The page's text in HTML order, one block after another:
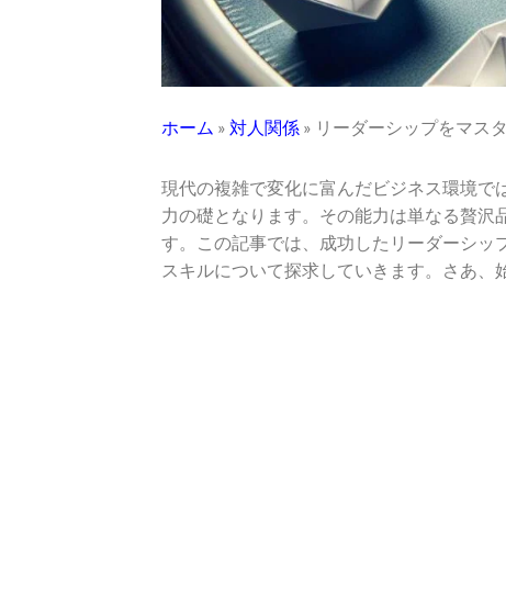
ホーム » 対人関係 » リーダーシップをマス
現代の複雑で変化に富んだビジネス環境
力の礎となります。その能力は単なる贅
す。この記事では、成功したリーダーシッ
スキルについて探求していきます。さあ、